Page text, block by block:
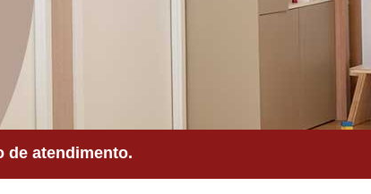
de atendimento.